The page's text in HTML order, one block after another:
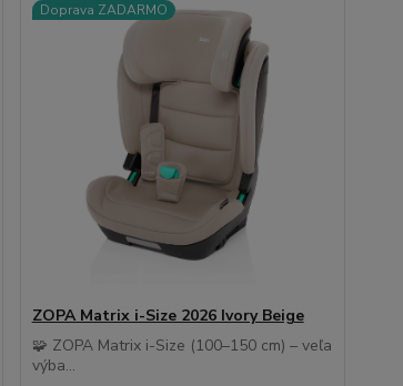
Doprava ZADARMO
ZOPA Matrix i-Size 2026 Ivory Beige
🧩 ZOPA Matrix i-Size (100–150 cm) – veľa
výba...